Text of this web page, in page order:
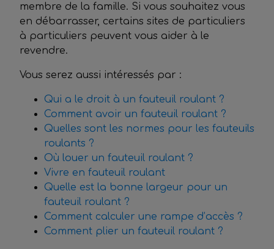
membre de la famille. Si vous souhaitez vous
en débarrasser, certains sites de particuliers
à particuliers peuvent vous aider à le
revendre.
Vous serez aussi intéressés par :
Qui a le droit à un fauteuil roulant ?
Comment avoir un fauteuil roulant ?
Quelles sont les normes pour les fauteuils
roulants ?
Où louer un fauteuil roulant ?
Vivre en fauteuil roulant
Quelle est la bonne largeur pour un
fauteuil roulant ?
Comment calculer une rampe d’accès ?
Comment plier un fauteuil roulant ?